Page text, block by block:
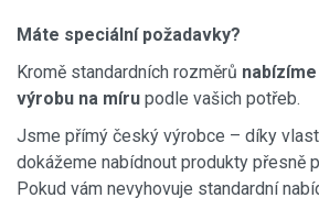
Máte speciální požadavky?
Kromě standardních rozměrů
výrobu na míru podle vašich potřeb.
Jsme přímý český výrobce – díky
dokážeme nabídnout produkty přesně
Pokud vám nevyhovuje standardní